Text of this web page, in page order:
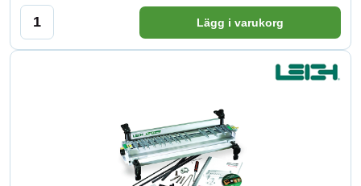
Lägg i varukorg